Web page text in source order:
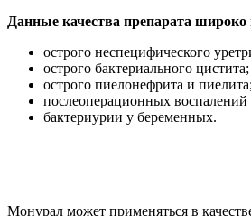
Данные качества препарата
острого неспецифического
острого бактериального цистита;
острого пиелонефрита и пиелита;
послеоперационных
бактериурии у беременных.
Монурал может применяться в